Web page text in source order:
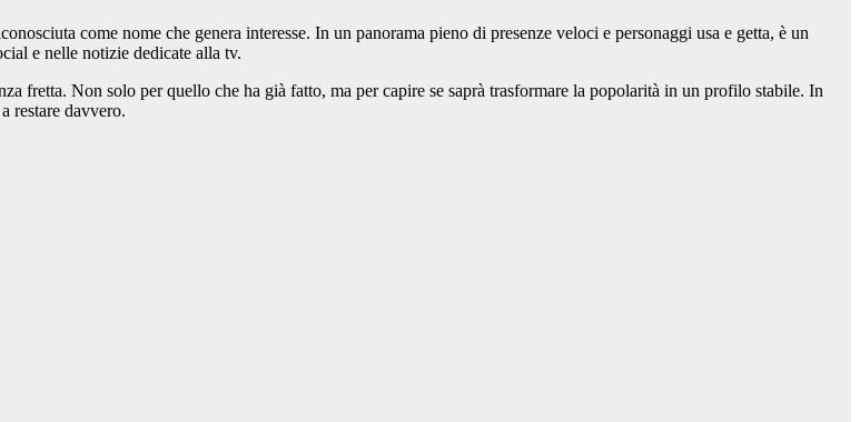
come nome che genera interesse. In un panorama pieno di presenze veloci e personaggi usa e getta, è un
e nelle notizie dedicate alla tv.
fretta. Non solo per quello che ha già fatto, ma per capire se saprà trasformare la popolarità in un profilo stabile. In
restare davvero.